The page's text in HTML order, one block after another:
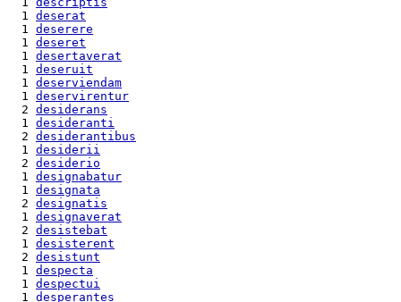
  1
deserat
  1
deserere
  1
deseret
  1
desertaverat
  1
deseruit
  1
deserviendam
  1
deservirentur
  2
desiderans
  1
desideranti
  2
desiderantibus
  1
desiderii
  2
desiderio
  1
designabatur
  1
designata
  2
designatis
  1
designaverat
  2
desistebat
  1
desisterent
  2
desistunt
  1
despecta
  1
despectui
  1
desperantes